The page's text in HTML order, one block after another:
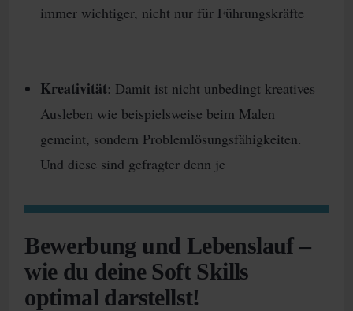
immer wichtiger, nicht nur für Führungskräfte
Kreativität: Damit ist nicht unbedingt kreatives
Ausleben wie beispielsweise beim Malen
gemeint, sondern Problemlösungsfähigkeiten.
Und diese sind gefragter denn je
Bewerbung und Lebenslauf –
wie du deine Soft Skills
optimal darstellst!